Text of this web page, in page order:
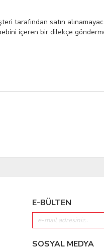
tarafından satın
içeren bir dilekçe
E-BÜLTEN
SOSYAL MEDYA